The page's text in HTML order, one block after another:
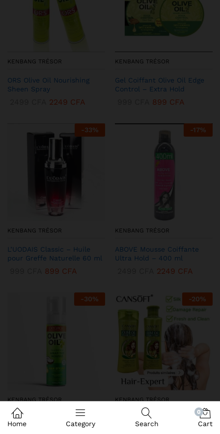
KENBANG TRÉSOR
ORS Olive Oil Nourishing
Sheen Spray
2249 CFA
KENBANG TRÉSOR
Gel Coiffant Olive Oil Edge
Control – Extra Hold
899 CFA
-33%
KENBANG TRÉSOR
L’UODAIS Classic – Huile
pour Greffe Naturelle 60 ml
899 CFA
-17%
KENBANG TRÉSOR
ABOVE Mousse Coiffante
Ultra Hold – 400 ml
2249 CFA
-30%
KENBANG TRÉSOR
DEQROY Olive Oil Mousse
Coiffante – Hold & Shine
-20%
KENBANG TRÉSOR
Duo CANSoft Shampooing &
Après-shampooing à l’Huile
Home Category Search
0
Cart